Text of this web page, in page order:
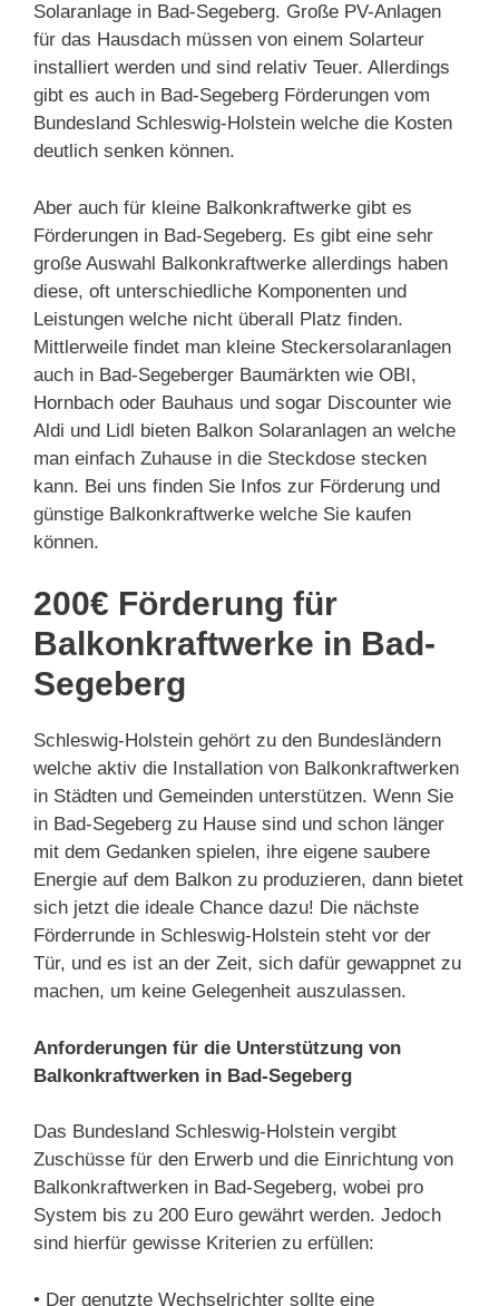
Solaranlage in Bad-Segeberg. Große PV-Anlagen
für das Hausdach müssen von einem Solarteur
installiert werden und sind relativ Teuer. Allerdings
gibt es auch in Bad-Segeberg Förderungen vom
Bundesland Schleswig-Holstein welche die Kosten
deutlich senken können.
Aber auch für kleine Balkonkraftwerke gibt es
Förderungen in Bad-Segeberg. Es gibt eine sehr
große Auswahl Balkonkraftwerke allerdings haben
diese, oft unterschiedliche Komponenten und
Leistungen welche nicht überall Platz finden.
Mittlerweile findet man kleine Steckersolaranlagen
auch in Bad-Segeberger Baumärkten wie OBI,
Hornbach oder Bauhaus und sogar Discounter wie
Aldi und Lidl bieten Balkon Solaranlagen an welche
man einfach Zuhause in die Steckdose stecken
kann. Bei uns finden Sie Infos zur Förderung und
günstige Balkonkraftwerke welche Sie kaufen
können.
200€ Förderung für
Balkonkraftwerke in Bad-
Segeberg
Schleswig-Holstein gehört zu den Bundesländern
welche aktiv die Installation von Balkonkraftwerken
in Städten und Gemeinden unterstützen. Wenn Sie
in Bad-Segeberg zu Hause sind und schon länger
mit dem Gedanken spielen, ihre eigene saubere
Energie auf dem Balkon zu produzieren, dann bietet
sich jetzt die ideale Chance dazu! Die nächste
Förderrunde in Schleswig-Holstein steht vor der
Tür, und es ist an der Zeit, sich dafür gewappnet zu
machen, um keine Gelegenheit auszulassen.
Anforderungen für die Unterstützung von
Balkonkraftwerken in Bad-Segeberg
Das Bundesland Schleswig-Holstein vergibt
Zuschüsse für den Erwerb und die Einrichtung von
Balkonkraftwerken in Bad-Segeberg, wobei pro
System bis zu 200 Euro gewährt werden. Jedoch
sind hierfür gewisse Kriterien zu erfüllen:
• Der genutzte Wechselrichter sollte eine